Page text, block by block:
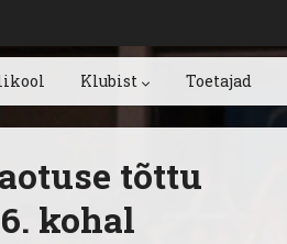
Klubist Toetajad
tõttu
kohal